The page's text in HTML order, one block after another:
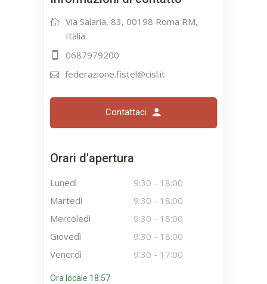
Via Salaria, 83, 00198 Roma RM,
Italia
0687979200
federazione.fistel@cisl.it
Contattaci
Orari d'apertura
Lunedì 9:30 - 18:00
Martedì
9:30 - 18:00
Mercoledì
9:30 - 18:00
Giovedì
9:30 - 18:00
Venerdì
9:30 - 17:00
Ora locale 18:57